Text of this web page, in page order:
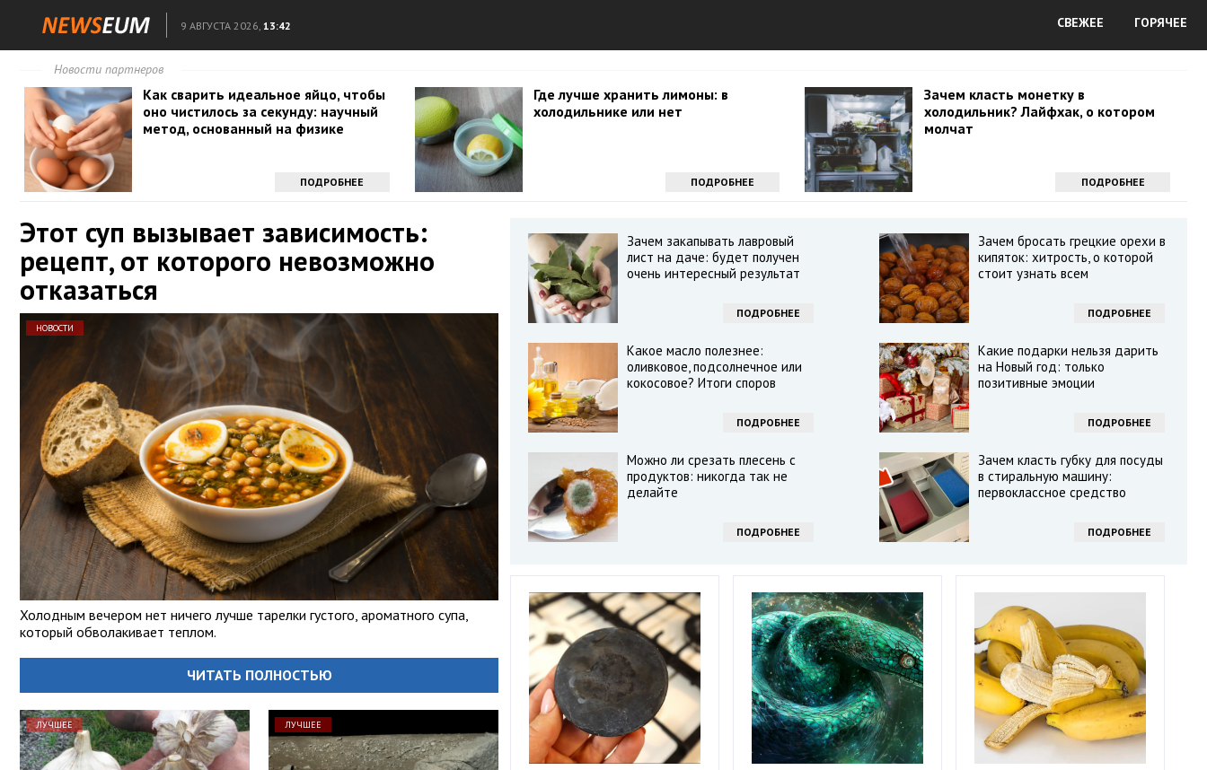
9 АВГУСТА 2026, 13:42 СВЕЖЕЕ ГОРЯЧЕЕ
Новости партнеров
Как сварить идеальное яйцо, чтобы
оно чистилось за секунду: научный
метод, основанный на физике
ПОДРОБНЕЕ
Где лучше хранить лимоны: в
холодильнике или нет
ПОДРОБНЕЕ
Зачем класть монетку в
холодильник? Лайфхак, о котором
молчат
ПОДРОБНЕЕ
Этот суп вызывает зависимость:
рецепт, от которого невозможно
отказаться
НОВОСТИ
Холодным вечером нет ничего лучше тарелки густого, ароматного супа,
который обволакивает теплом.
ЧИТАТЬ ПОЛНОСТЬЮ
ЛУЧШЕЕ ЛУЧШЕЕ
Зачем закапывать лавровый
лист на даче: будет получен
очень интересный результат
ПОДРОБНЕЕ
Зачем бросать грецкие орехи в
кипяток: хитрость, о которой
стоит узнать всем
ПОДРОБНЕЕ
Какое масло полезнее:
оливковое, подсолнечное или
кокосовое? Итоги споров
ПОДРОБНЕЕ
Какие подарки нельзя дарить
на Новый год: только
позитивные эмоции
ПОДРОБНЕЕ
Можно ли срезать плесень с
продуктов: никогда так не
делайте
ПОДРОБНЕЕ
Зачем класть губку для посуды
в стиральную машину:
первоклассное средство
ПОДРОБНЕЕ